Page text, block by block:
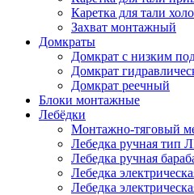
Каретка для тали
Захват монтажный
Домкраты
Домкрат с низким
Домкрат
Домкрат реечный
Блоки монтажные
Лебёдки
Монтажно-тяговый
Лебедка ручная тип
Лебедка ручная
Лебедка
Лебедка